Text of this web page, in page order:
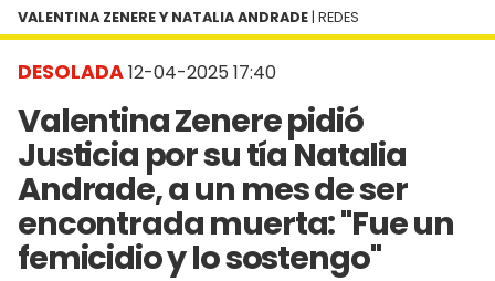
DESOLADA12-04-2025 17:40
Valentina Zenere pidió
Justicia por su tía Natalia
Andrade, a un mes de ser
encontrada muerta: "Fue un
femicidio y lo sostengo"
VALENTINA ZENERE Y NATALIA ANDRADE | REDES